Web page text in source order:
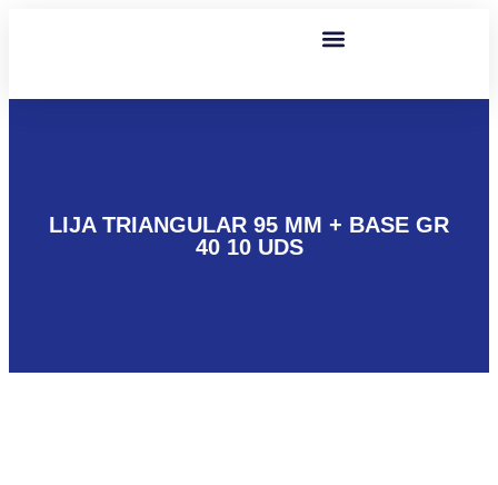
LIJA TRIANGULAR 95 MM + BASE GR
40 10 UDS